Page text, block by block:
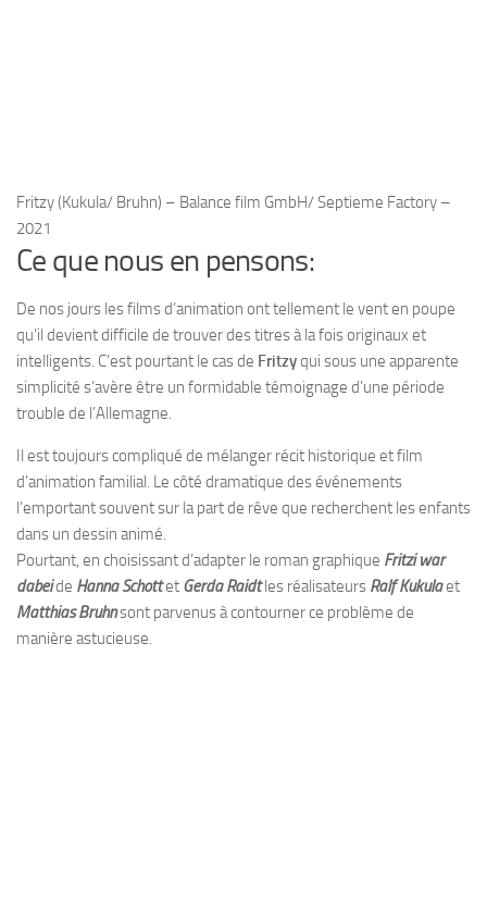
Fritzy (Kukula/ Bruhn) – Balance film GmbH/ Septieme Factory –
2021
Ce que nous en pensons:
De nos jours les films d’animation ont tellement le vent en poupe
qu’il devient difficile de trouver des titres à la fois originaux et
intelligents. C’est pourtant le cas de Fritzyqui sous une apparente
simplicité s’avère être un formidable témoignage d’une période
trouble de l’Allemagne.
Il est toujours compliqué de mélanger récit historique et film
d’animation familial. Le côté dramatique des événements
l’emportant souvent sur la part de rêve que recherchent les enfants
dans un dessin animé.
Pourtant, en choisissant d’adapter le roman graphique Fritzi war
dabeide Hanna Schottet Gerda Raidtles réalisateurs Ralf Kukulaet
Matthias Bruhnsont parvenus à contourner ce problème de
manière astucieuse.